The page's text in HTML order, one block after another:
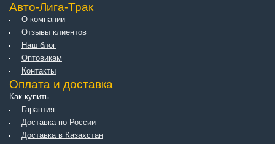
Авто-Лига-Трак
О компании
Отзывы клиентов
Наш блог
Оптовикам
Контакты
Оплата и доставка
Как купить
Гарантия
Доставка по России
Доставка в Казахстан